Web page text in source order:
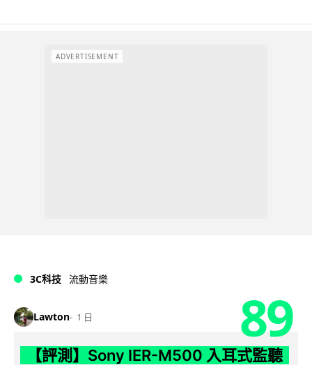
ADVERTISEMENT
3C科技 流動音樂
Lawton 1 日 89
【評測】Sony IER-M500 入耳式監聽